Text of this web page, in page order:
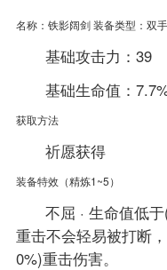
名称：铁影阔剑 装备类型：
基础攻击力：39
基础生命值：
获取方法
祈愿获得
装备特效（精炼1~5）
不屈 · 生命值低
重击不会轻易被打断
0%)重击伤害。